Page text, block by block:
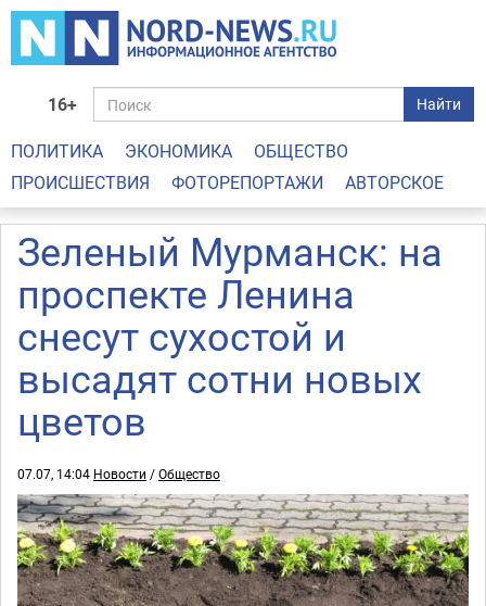
16+ Найти
ПОЛИТИКА ЭКОНОМИКА
ОБЩЕСТВО
ПРОИСШЕСТВИЯ
ФОТОРЕПОРТАЖИ АВТОРСКОЕ
Зеленый Мурманск: на
проспекте Ленина
снесут сухостой и
высадят сотни новых
цветов
07.07, 14:04 Новости /Общество